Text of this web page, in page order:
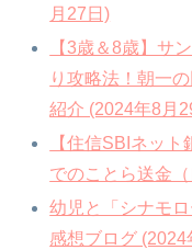
月27日)
【3歳＆8歳】サ
り攻略法！朝一
紹介 (2024年8月
【住信SBIネッ
でのことら送金
幼児と「シナモ
感想ブログ (2024